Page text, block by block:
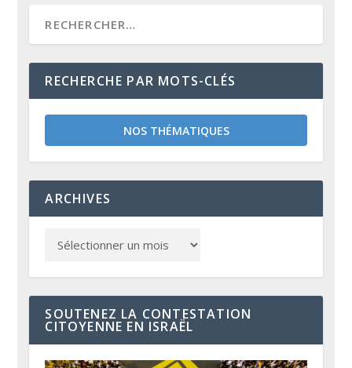
RECHERCHE PAR MOTS-CLÉS
NOS THÉMATIQUES
ARCHIVES
SOUTENEZ LA CONTESTATION
CITOYENNE EN ISRAËL